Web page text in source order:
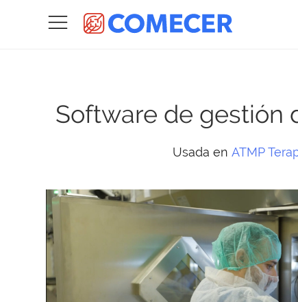
Software de gestión
Usada en ATMP